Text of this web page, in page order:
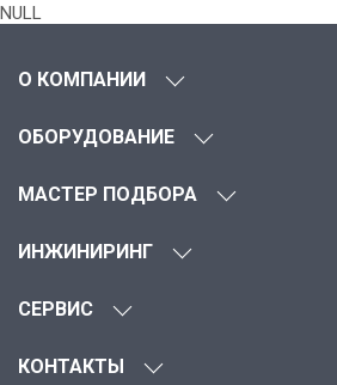
NULL
О КОМПАНИИ
ОБОРУДОВАНИЕ
МАСТЕР ПОДБОРА
ИНЖИНИРИНГ
СЕРВИС
КОНТАКТЫ